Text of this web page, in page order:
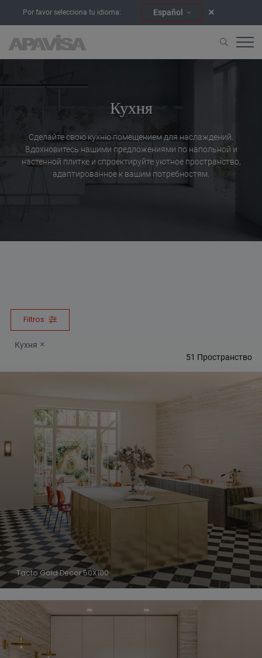
Por favor selecciona tu idioma: Español
Кухня
Сделайте свою кухню помещением для наслаждений.
Вдохновитесь нашими предложениями по напольной и
настенной плитке и спроектируйте уютное пространство,
адаптированное к вашим потребностям.
Filtros
Кухня
51 Пространство
Tacto Gold Decor 50X100